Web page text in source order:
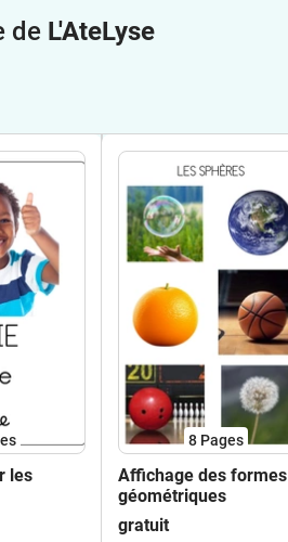
de L'AteLyse
les
8 Pages
Affichage des formes
géométriques
gratuit